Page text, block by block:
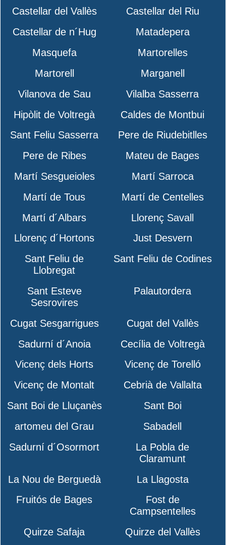
Castellar del Vallès
Castellar del Riu
Castellar de n´Hug
Matadepera
Masquefa
Martorelles
Martorell
Marganell
Vilanova de Sau
Vilalba Sasserra
Hipòlit de Voltregà
Caldes de Montbui
Sant Feliu Sasserra
Pere de Riudebitlles
Pere de Ribes
Mateu de Bages
Martí Sesgueioles
Martí Sarroca
Martí de Tous
Martí de Centelles
Martí d´Albars
Llorenç Savall
Llorenç d´Hortons
Just Desvern
Sant Feliu de
Llobregat
Sant Feliu de Codines
Sant Esteve
Sesrovires
Palautordera
Cugat Sesgarrigues
Cugat del Vallès
Sadurní d´Anoia
Cecília de Voltregà
Vicenç dels Horts
Vicenç de Torelló
Vicenç de Montalt
Cebrià de Vallalta
Sant Boi de Lluçanès
Sant Boi
artomeu del Grau
Sabadell
Sadurní d´Osormort
La Pobla de
Claramunt
La Nou de Berguedà
La Llagosta
Fruitós de Bages
Fost de
Campsentelles
Quirze Safaja
Quirze del Vallès